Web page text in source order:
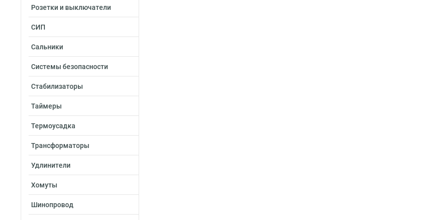
Розетки и выключатели
СИП
Сальники
Системы безопасности
Стабилизаторы
Таймеры
Термоусадка
Трансформаторы
Удлинители
Хомуты
Шинопровод